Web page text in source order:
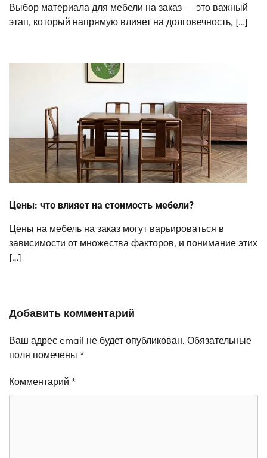
Выбор материала для мебели на заказ — это важный
этап, который напрямую влияет на долговечность, […]
Цены: что влияет на стоимость мебели?
Цены на мебель на заказ могут варьироваться в
зависимости от множества факторов, и понимание этих
[…]
Добавить комментарий
Ваш адрес email не будет опубликован. Обязательные
поля помечены *
Комментарий *